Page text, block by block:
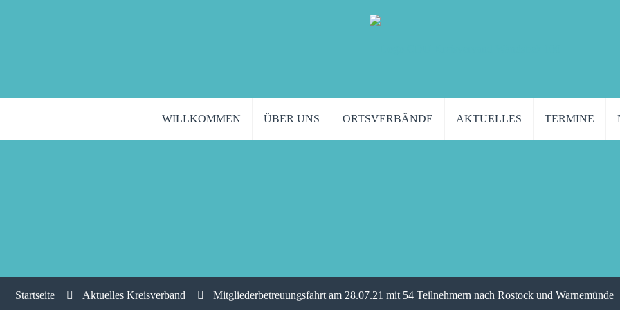
WILLKOMMEN ÜBER UNS ORTSVERBÄNDE AKTUELLES TERMINE
Startseite Aktuelles Kreisverband Mitgliederbetreuungsfahrt am 28.07.21 mit 54 Teilnehmern nach Rostock und Warnemünde